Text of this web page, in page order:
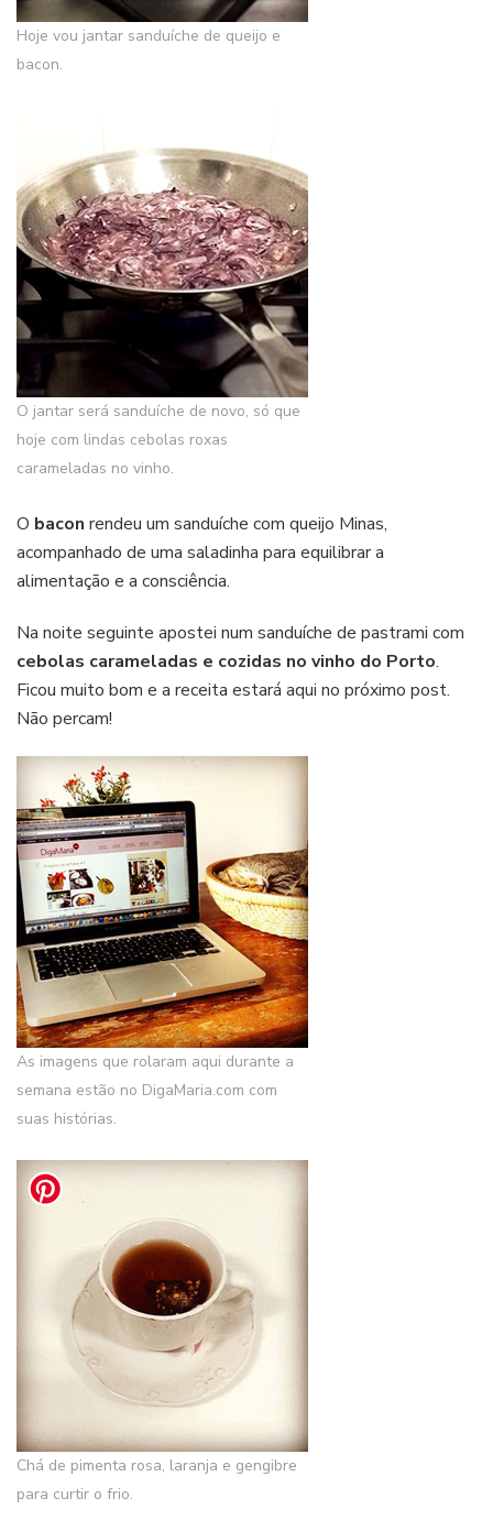
Hoje vou jantar sanduíche de queijo e
bacon.
O jantar será sanduíche de novo, só que
hoje com lindas cebolas roxas
carameladas no vinho.
O bacon rendeu um sanduíche com queijo Minas,
acompanhado de uma saladinha para equilibrar a
alimentação e a consciência.
Na noite seguinte apostei num sanduíche de pastrami com
cebolas carameladas e cozidas no vinho do Porto.
Ficou muito bom e a receita estará aqui no próximo post.
Não percam!
As imagens que rolaram aqui durante a
semana estão no DigaMaria.com com
suas histórias.
Chá de pimenta rosa, laranja e gengibre
para curtir o frio.